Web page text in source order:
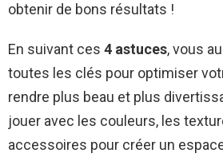
obtenir de bons résultats !
En suivant ces 4 astuces, vous
toutes les clés pour optimiser
rendre plus beau et plus
jouer avec les couleurs, les
accessoires pour créer un